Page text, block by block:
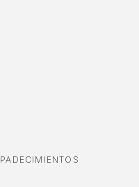
PADECIMIENTOS